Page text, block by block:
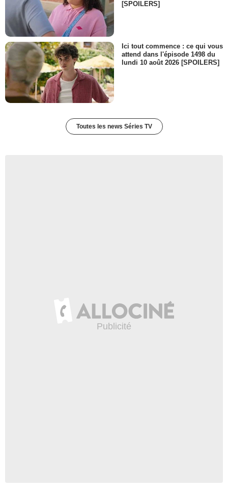
[SPOILERS]
Ici tout commence : ce qui vous
attend dans l'épisode 1498 du
lundi 10 août 2026 [SPOILERS]
Toutes les news Séries TV